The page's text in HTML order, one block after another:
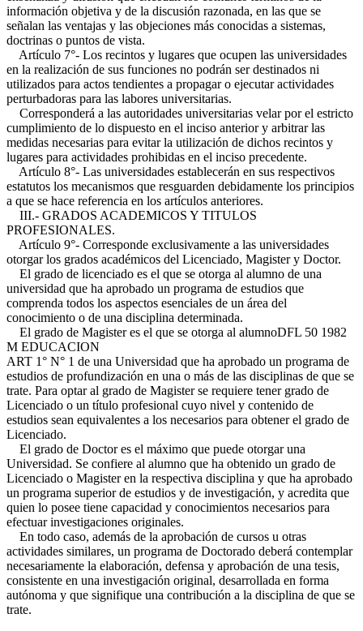
información objetiva y de la discusión razonada, en las que se
señalan las ventajas y las objeciones más conocidas a sistemas,
doctrinas o puntos de vista.
Artículo 7°- Los recintos y lugares que ocupen las universidades
en la realización de sus funciones no podrán ser destinados ni
utilizados para actos tendientes a propagar o ejecutar actividades
perturbadoras para las labores universitarias.
Corresponderá a las autoridades universitarias velar por el estricto
cumplimiento de lo dispuesto en el inciso anterior y arbitrar las
medidas necesarias para evitar la utilización de dichos recintos y
lugares para actividades prohibidas en el inciso precedente.
Artículo 8°- Las universidades establecerán en sus respectivos
estatutos los mecanismos que resguarden debidamente los principios
a que se hace referencia en los artículos anteriores.
III.- GRADOS ACADEMICOS Y TITULOS
PROFESIONALES.
Artículo 9°- Corresponde exclusivamente a las universidades
otorgar los grados académicos del Licenciado, Magister y Doctor.
El grado de licenciado es el que se otorga al alumno de una
universidad que ha aprobado un programa de estudios que
comprenda todos los aspectos esenciales de un área del
conocimiento o de una disciplina determinada.
El grado de Magister es el que se otorga al alumnoDFL 50 1982
M EDUCACION
ART 1° N° 1 de una Universidad que ha aprobado un programa de
estudios de profundización en una o más de las disciplinas de que se
trate. Para optar al grado de Magister se requiere tener grado de
Licenciado o un título profesional cuyo nivel y contenido de
estudios sean equivalentes a los necesarios para obtener el grado de
Licenciado.
El grado de Doctor es el máximo que puede otorgar una
Universidad. Se confiere al alumno que ha obtenido un grado de
Licenciado o Magister en la respectiva disciplina y que ha aprobado
un programa superior de estudios y de investigación, y acredita que
quien lo posee tiene capacidad y conocimientos necesarios para
efectuar investigaciones originales.
En todo caso, además de la aprobación de cursos u otras
actividades similares, un programa de Doctorado deberá contemplar
necesariamente la elaboración, defensa y aprobación de una tesis,
consistente en una investigación original, desarrollada en forma
autónoma y que signifique una contribución a la disciplina de que se
trate.